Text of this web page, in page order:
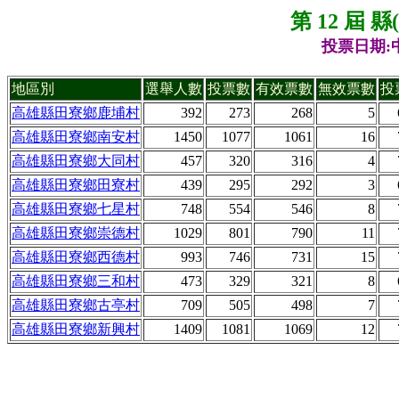
第 12 屆
投票日期:
地區別 選舉人數 投票數 有效票數 無效票數 投
高雄縣田寮鄉鹿埔村
392 273 268 5
高雄縣田寮鄉南安村
1450 1077 1061 16
高雄縣田寮鄉大同村
457 320 316 4
高雄縣田寮鄉田寮村
439 295 292 3
高雄縣田寮鄉七星村
748 554 546 8
高雄縣田寮鄉崇德村
1029 801 790 11
高雄縣田寮鄉西德村
993 746 731 15
高雄縣田寮鄉三和村
473 329 321 8
高雄縣田寮鄉古亭村
709 505 498 7
高雄縣田寮鄉新興村
1409 1081 1069 12